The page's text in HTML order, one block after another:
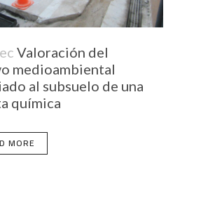
Valoración del
medioambiental
al subsuelo de una
química
MORE